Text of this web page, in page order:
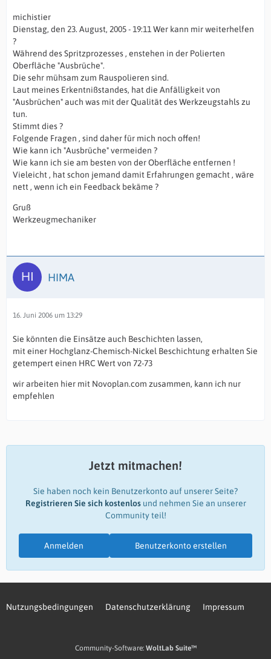
michistier
Dienstag, den 23. August, 2005 - 19:11 Wer kann mir weiterhelfen
?
Während des Spritzprozesses , enstehen in der Polierten
Oberfläche "Ausbrüche".
Die sehr mühsam zum Rauspolieren sind.
Laut meines Erkentnißstandes, hat die Anfälligkeit von
"Ausbrüchen" auch was mit der Qualität des Werkzeugstahls zu
tun.
Stimmt dies ?
Folgende Fragen , sind daher für mich noch offen!
Wie kann ich "Ausbrüche" vermeiden ?
Wie kann ich sie am besten von der Oberfläche entfernen !
Vieleicht , hat schon jemand damit Erfahrungen gemacht , wäre
nett , wenn ich ein Feedback bekäme ?
Gruß
Werkzeugmechaniker
HIMA
16. Juni 2006 um 13:29
Sie könnten die Einsätze auch Beschichten lassen,
mit einer Hochglanz-Chemisch-Nickel Beschichtung erhalten Sie
getempert einen HRC Wert von 72-73
wir arbeiten hier mit Novoplan.com zusammen, kann ich nur
empfehlen
Jetzt mitmachen!
Sie haben noch kein Benutzerkonto auf unserer Seite?
Registrieren Sie sich kostenlosund nehmen Sie an unserer
Community teil!
Benutzerkonto erstellen
Anmelden
Nutzungsbedingungen Datenschutzerklärung Impressum
Community-Software: WoltLab Suite™